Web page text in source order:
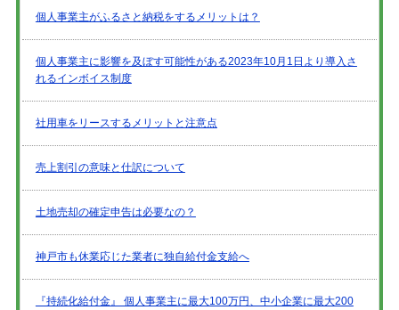
個人事業主がふるさと納税をするメリットは？
個人事業主に影響を及ぼす可能性がある2023年10月1日より導入さ
れるインボイス制度
社用車をリースするメリットと注意点
売上割引の意味と仕訳について
土地売却の確定申告は必要なの？
神戸市も休業応じた業者に独自給付金支給へ
『持続化給付金』 個人事業主に最大100万円、中小企業に最大200